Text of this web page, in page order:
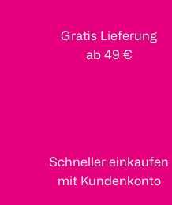
Gratis Lieferung
ab 49 €
Schneller einkaufen
mit Kundenkonto